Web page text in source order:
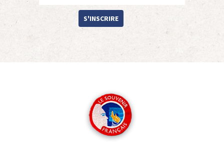
S'INSCRIRE